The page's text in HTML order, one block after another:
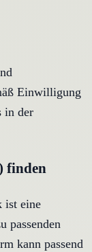
Einwilligung
in der
finden
ist eine
passenden
kann passend